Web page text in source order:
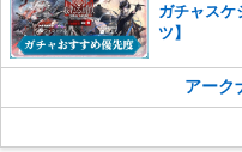
ガチャスケ
ツ】
アーク